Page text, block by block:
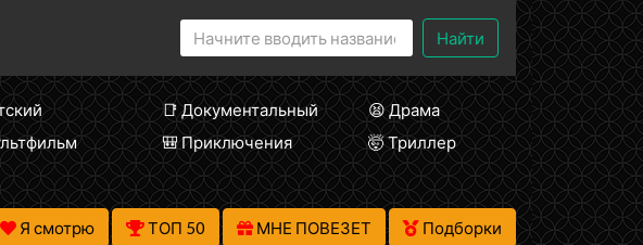
Найти
📑 Документальный
😫 Драма
🎒 Приключения
🤯 Триллер
Я смотрю ТОП 50 МНЕ ПОВЕЗЕТ Подборки